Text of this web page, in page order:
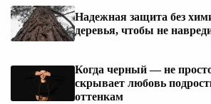
Надежная защита без
деревья, чтобы не
Когда черный — не
скрывает любовь
оттенкам